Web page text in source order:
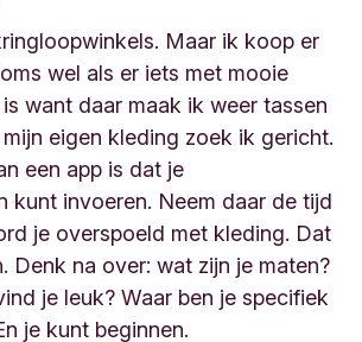
s. Maar ik koop er
wel als er iets met mooie
want daar maak ik weer tassen
eigen kleding zoek ik gericht.
een app is dat je
kunt invoeren. Neem daar de tijd
je overspoeld met kleding. Dat
Denk na over: wat zijn je maten?
je leuk? Waar ben je specifiek
je kunt beginnen.